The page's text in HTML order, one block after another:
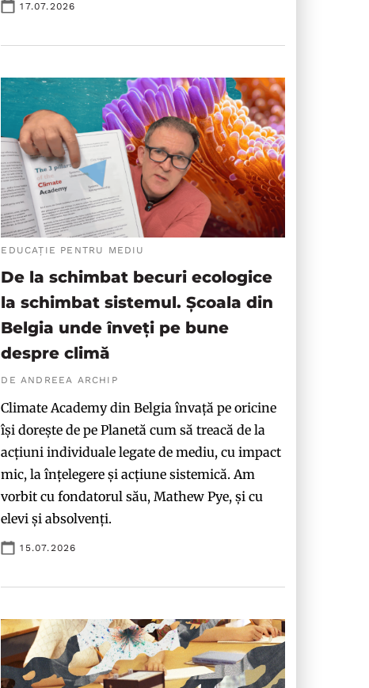
17.07.2026
EDUCAȚIE PENTRU MEDIU
De la schimbat becuri ecologice
la schimbat sistemul. Școala din
Belgia unde înveți pe bune
despre climă
DE ANDREEA ARCHIP
Climate Academy din Belgia învață pe oricine
își dorește de pe Planetă cum să treacă de la
acțiuni individuale legate de mediu, cu impact
mic, la înțelegere și acțiune sistemică. Am
vorbit cu fondatorul său, Mathew Pye, și cu
elevi și absolvenți.
15.07.2026